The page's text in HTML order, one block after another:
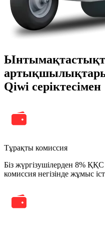
Qiwi серіктесімен
Тұрақты комиссия
Біз жүргізушілерден 8%
комиссия негізінде жұмыс